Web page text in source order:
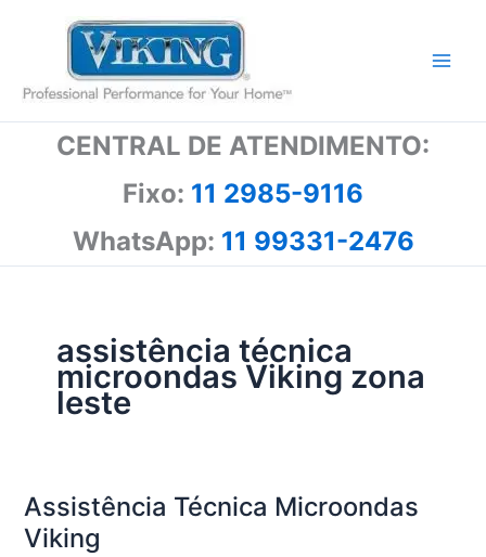
conteúdo
CENTRAL DE ATENDIMENTO:
Fixo: 11 2985-9116
WhatsApp: 11 99331-2476
assistência técnica
microondas Viking zona
leste
Assistência Técnica Microondas
Viking